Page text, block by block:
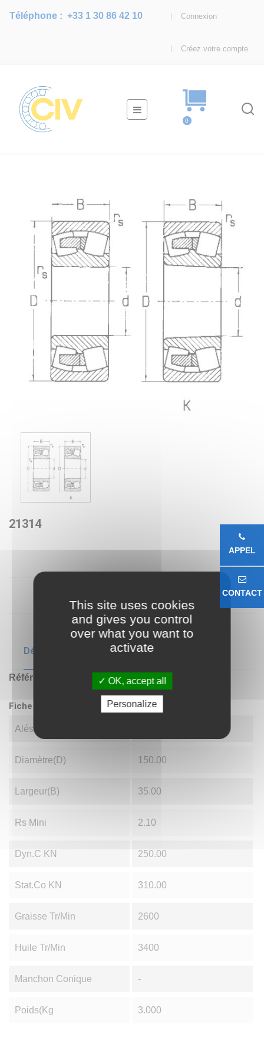
Connexion
Créez votre compte
Téléphone :+33 1 30 86 42 10
Basculer
la
☰
0
21314
Détails du produit
Référence
Fiche technique
Alésage(d)
Diamètre(D) 150.00
Largeur(B) 35.00
Rs Mini 2.10
Dyn.C KN 250.00
Stat.Co KN 310.00
Graisse Tr/min 2600
Huile Tr/min 3400
Manchon Conique -
Poids(Kg 3.000
APPEL
CONTACT
This site uses cookies
and gives you control
over what you want to
activate
OK, accept all
Personalize